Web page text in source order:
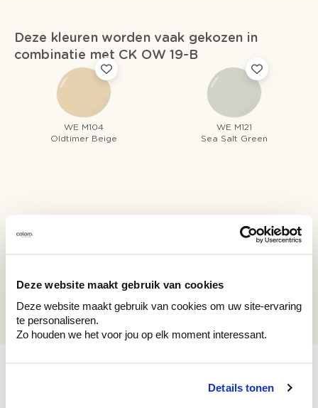
Deze website maakt gebruik van cookies
Deze website maakt gebruik van cookies om uw site-ervaring
te personaliseren.
Zo houden we het voor jou op elk moment interessant.
Details tonen
Deze kleuren worden vaak gekozen in
combinatie met CK OW 19-B
WE M104
Oldtimer Beige
WE M121
Sea Salt Green
CK OW 19-B